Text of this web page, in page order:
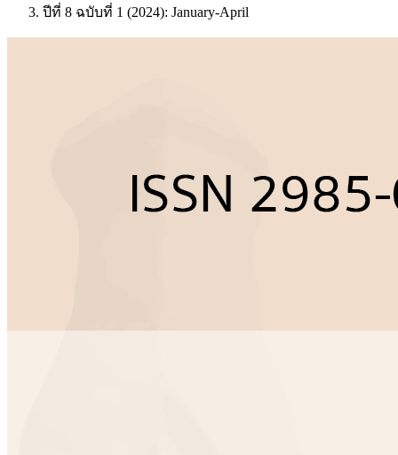
ปีที่ 8 ฉบับที่ 1 (2024): January-April